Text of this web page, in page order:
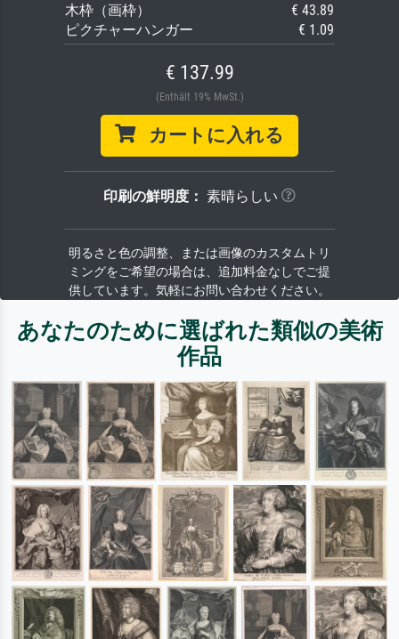
木枠（画枠）
€ 43.89
ピクチャーハンガー
€ 1.09
€ 137.99
(Enthält 19% MwSt.)
カートに入れる
印刷の鮮明度： 素晴らしい
明るさと色の調整、または画像のカスタムトリ
ミングをご希望の場合は、追加料金なしでご提
供しています。気軽にお問い合わせください。
あなたのために選ばれた類似の美術
作品